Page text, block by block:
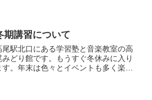
きます。確かに定期テス...
期講習について
尾駅北口にある学習塾と音楽教室の高
みどり館です。もうすぐ冬休みに入り
す。年末は色々とイベントも多く楽し